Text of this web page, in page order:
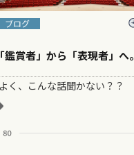
ブログ
「鑑賞者」から「表現者」へ。